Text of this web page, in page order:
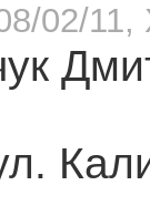
02/11,